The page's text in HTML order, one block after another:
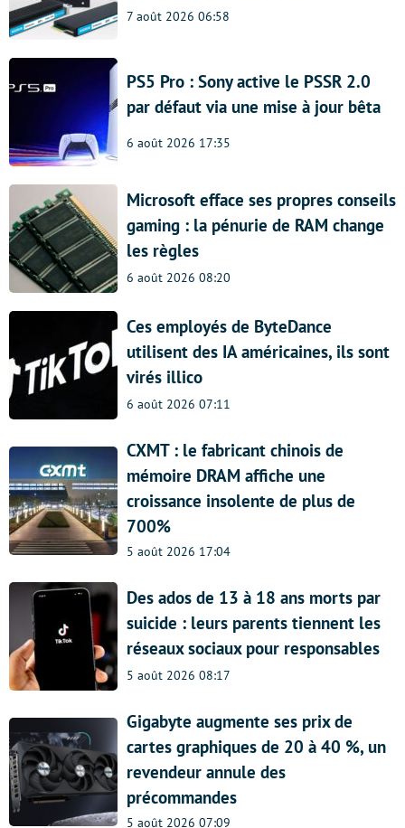
7 août 2026 06:58
PS5 Pro : Sony active le PSSR 2.0
par défaut via une mise à jour bêta
6 août 2026 17:35
Microsoft efface ses propres conseils
gaming : la pénurie de RAM change
les règles
6 août 2026 08:20
Ces employés de ByteDance
utilisent des IA américaines, ils sont
virés illico
6 août 2026 07:11
CXMT : le fabricant chinois de
mémoire DRAM affiche une
croissance insolente de plus de
700%
5 août 2026 17:04
Des ados de 13 à 18 ans morts par
suicide : leurs parents tiennent les
réseaux sociaux pour responsables
5 août 2026 08:17
Gigabyte augmente ses prix de
cartes graphiques de 20 à 40 %, un
revendeur annule des
précommandes
5 août 2026 07:09